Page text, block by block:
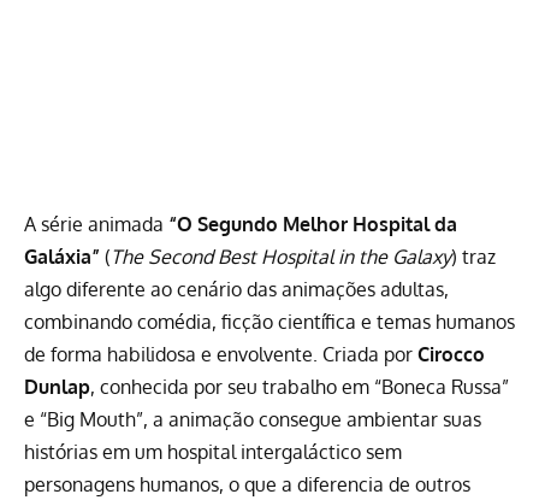
A série animada “O Segundo Melhor Hospital da
Galáxia” (The Second Best Hospital in the Galaxy) traz
algo diferente ao cenário das animações adultas,
combinando comédia, ficção científica e temas humanos
de forma habilidosa e envolvente. Criada por Cirocco
Dunlap, conhecida por seu trabalho em “Boneca Russa”
e “Big Mouth”, a animação consegue ambientar suas
histórias em um hospital intergaláctico sem
personagens humanos, o que a diferencia de outros